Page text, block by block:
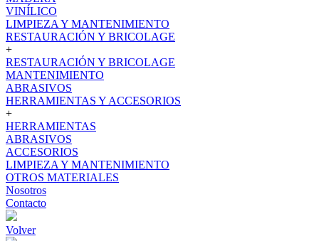
VINÍLICO
LIMPIEZA Y MANTENIMIENTO
RESTAURACIÓN Y BRICOLAGE
+
RESTAURACIÓN Y BRICOLAGE
MANTENIMIENTO
ABRASIVOS
HERRAMIENTAS Y ACCESORIOS
+
HERRAMIENTAS
ABRASIVOS
ACCESORIOS
LIMPIEZA Y MANTENIMIENTO
OTROS MATERIALES
Nosotros
Contacto
Volver